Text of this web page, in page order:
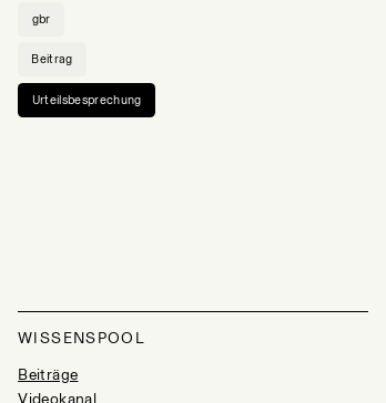
gbr
Beitrag
Urteilsbesprechung
WISSENSPOOL
Beiträge